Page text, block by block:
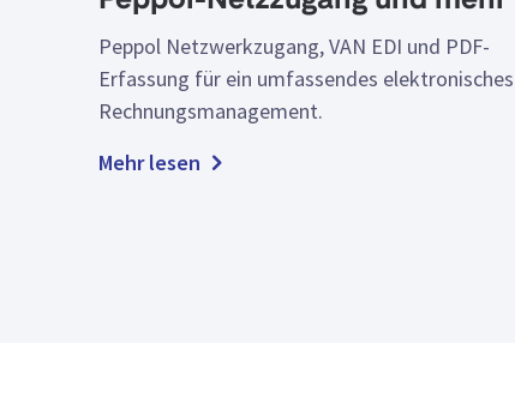
Peppol Netzwerkzugang, VAN EDI und PDF-
Erfassung für ein umfassendes elektronisches
Rechnungsmanagement.
Mehr lesen